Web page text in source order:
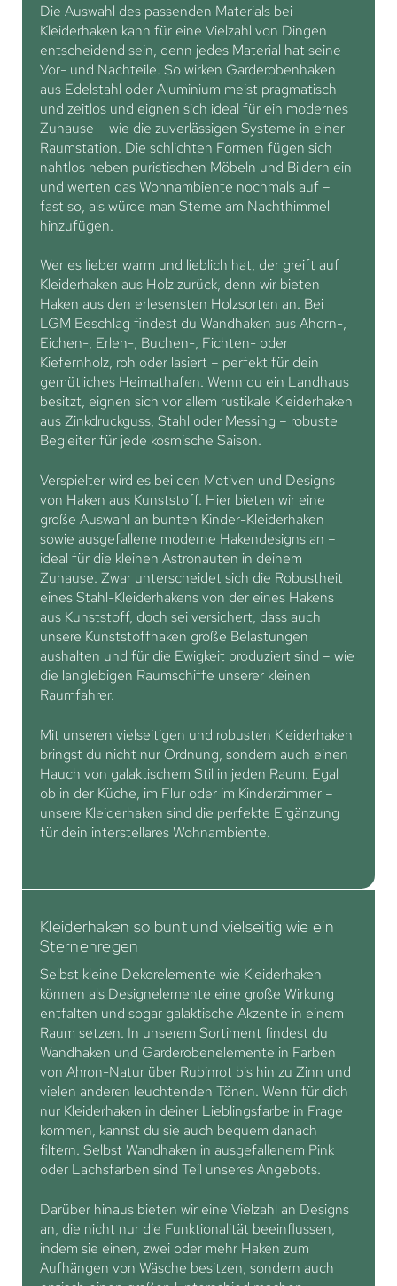
Kleiderhaken so bunt und vielseitig wie ein
Sternenregen
Selbst kleine Dekorelemente wie Kleiderhaken
können als Designelemente eine große Wirkung
entfalten und sogar galaktische Akzente in einem
Raum setzen. In unserem Sortiment findest du
Wandhaken und Garderobenelemente in Farben
von Ahron-Natur über Rubinrot bis hin zu Zinn und
vielen anderen leuchtenden Tönen. Wenn für dich
nur Kleiderhaken in deiner Lieblingsfarbe in Frage
kommen, kannst du sie auch bequem danach
filtern. Selbst Wandhaken in ausgefallenem Pink
oder Lachsfarben sind Teil unseres Angebots.
Darüber hinaus bieten wir eine Vielzahl an Designs
an, die nicht nur die Funktionalität beeinflussen,
indem sie einen, zwei oder mehr Haken zum
Aufhängen von Wäsche besitzen, sondern auch
Die Auswahl des passenden Materials bei
Kleiderhaken kann für eine Vielzahl von Dingen
entscheidend sein, denn jedes Material hat seine
Vor- und Nachteile. So wirken Garderobenhaken
aus Edelstahl oder Aluminium meist pragmatisch
und zeitlos und eignen sich ideal für ein modernes
Zuhause – wie die zuverlässigen Systeme in einer
Raumstation. Die schlichten Formen fügen sich
nahtlos neben puristischen Möbeln und Bildern ein
und werten das Wohnambiente nochmals auf –
fast so, als würde man Sterne am Nachthimmel
hinzufügen.
Wer es lieber warm und lieblich hat, der greift auf
Kleiderhaken aus Holz zurück, denn wir bieten
Haken aus den erlesensten Holzsorten an. Bei
LGM Beschlag findest du Wandhaken aus Ahorn-,
Eichen-, Erlen-, Buchen-, Fichten- oder
Kiefernholz, roh oder lasiert – perfekt für dein
gemütliches Heimathafen. Wenn du ein Landhaus
besitzt, eignen sich vor allem rustikale Kleiderhaken
aus Zinkdruckguss, Stahl oder Messing – robuste
Begleiter für jede kosmische Saison.
Verspielter wird es bei den Motiven und Designs
von Haken aus Kunststoff. Hier bieten wir eine
große Auswahl an bunten Kinder-Kleiderhaken
sowie ausgefallene moderne Hakendesigns an –
ideal für die kleinen Astronauten in deinem
Zuhause. Zwar unterscheidet sich die Robustheit
eines Stahl-Kleiderhakens von der eines Hakens
aus Kunststoff, doch sei versichert, dass auch
unsere Kunststoffhaken große Belastungen
aushalten und für die Ewigkeit produziert sind – wie
die langlebigen Raumschiffe unserer kleinen
Raumfahrer.
Mit unseren vielseitigen und robusten Kleiderhaken
bringst du nicht nur Ordnung, sondern auch einen
Hauch von galaktischem Stil in jeden Raum. Egal
ob in der Küche, im Flur oder im Kinderzimmer –
unsere Kleiderhaken sind die perfekte Ergänzung
für dein interstellares Wohnambiente.